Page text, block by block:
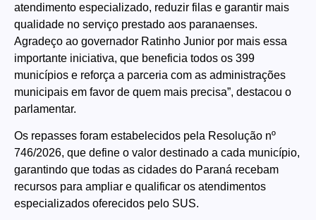
atendimento especializado, reduzir filas e garantir mais
qualidade no serviço prestado aos paranaenses.
Agradeço ao governador Ratinho Junior por mais essa
importante iniciativa, que beneficia todos os 399
municípios e reforça a parceria com as administrações
municipais em favor de quem mais precisa”, destacou o
parlamentar.
Os repasses foram estabelecidos pela Resolução nº
746/2026, que define o valor destinado a cada município,
garantindo que todas as cidades do Paraná recebam
recursos para ampliar e qualificar os atendimentos
especializados oferecidos pelo SUS.